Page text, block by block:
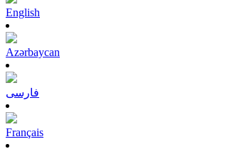
English
Azərbaycan
فارسی
Français